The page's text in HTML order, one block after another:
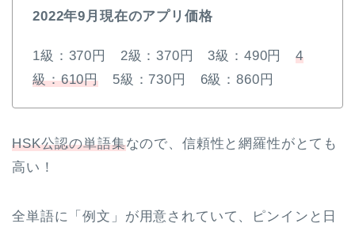
2022年9月現在のアプリ価格
1級：370円 2級：370円 3級：490円4
級：610円 5級：730円 6級：860円
HSK公認の単語集なので、信頼性と網羅性がとても
高い！
全単語に「例文」が用意されていて、ピンインと日